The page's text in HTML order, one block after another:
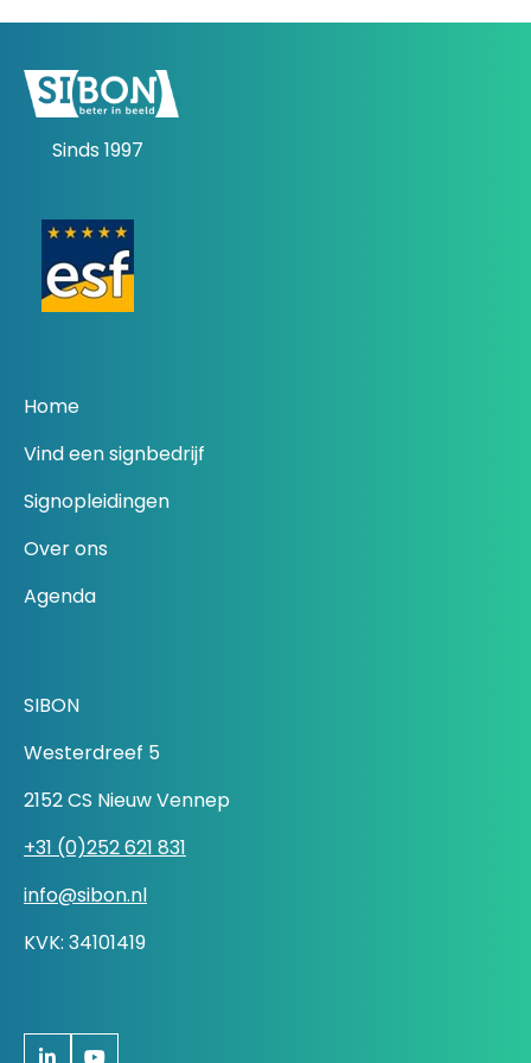
Sinds 1997
Home
Vind een signbedrijf
Signopleidingen
Over ons
Agenda
SIBON
Westerdreef 5
2152 CS Nieuw Vennep
+31 (0)252 621 831
info@sibon.nl
KVK: 34101419